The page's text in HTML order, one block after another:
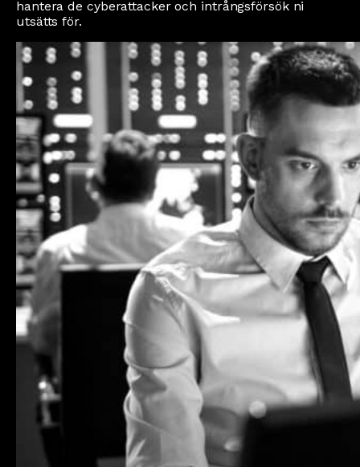
hantera de cyberattacker och intrångsförsök ni
utsätts för.